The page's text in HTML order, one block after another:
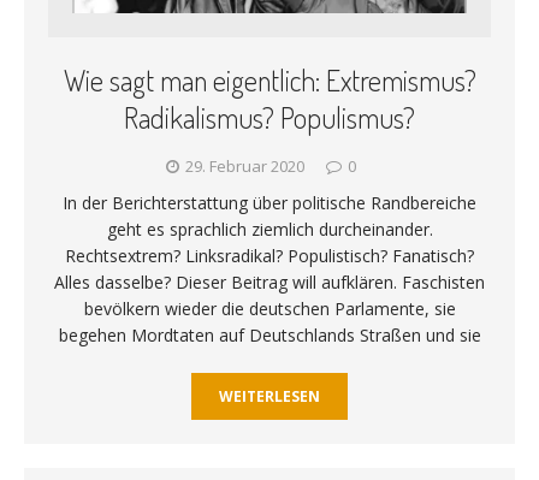
Wie sagt man eigentlich: Extremismus?
Radikalismus? Populismus?
29. Februar 2020 0
In der Berichterstattung über politische Randbereiche
geht es sprachlich ziemlich durcheinander.
Rechtsextrem? Linksradikal? Populistisch? Fanatisch?
Alles dasselbe? Dieser Beitrag will aufklären. Faschisten
bevölkern wieder die deutschen Parlamente, sie
begehen Mordtaten auf Deutschlands Straßen und sie
WEITERLESEN